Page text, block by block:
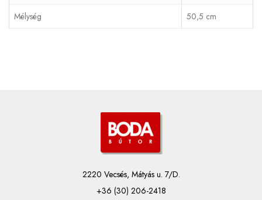
Mélység 50,5 cm
2220 Vecsés, Mátyás u. 7/D.
+36 (30) 206-2418